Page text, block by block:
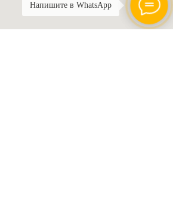
Напишите в WhatsApp